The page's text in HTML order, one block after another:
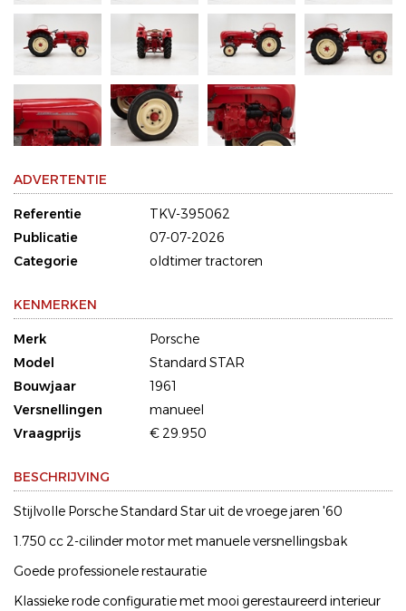
ADVERTENTIE
Referentie
TKV-395062
Publicatie
07-07-2026
Categorie
oldtimer tractoren
KENMERKEN
Merk
Porsche
Model
Standard STAR
Bouwjaar
1961
Versnellingen
manueel
Vraagprijs
€ 29.950
BESCHRIJVING
Stijlvolle Porsche Standard Star uit de vroege jaren '60
1.750 cc 2-cilinder motor met manuele versnellingsbak
Goede professionele restauratie
Klassieke rode configuratie met mooi gerestaureerd interieur